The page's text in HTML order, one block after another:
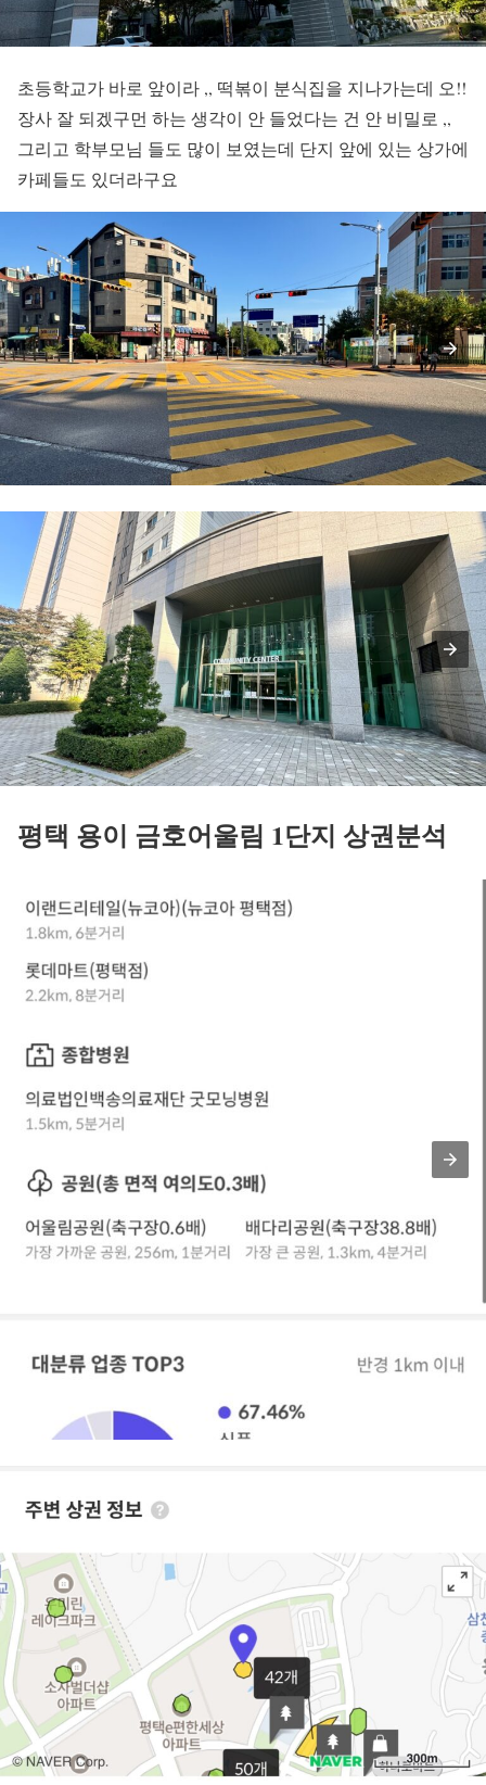
초등학교가 바로 앞이라 ,, 떡볶이 분식집을 지나가는데 오!!
장사 잘 되겠구먼 하는 생각이 안 들었다는 건 안 비밀로 ,,
그리고 학부모님 들도 많이 보였는데 단지 앞에 있는 상가에
카페들도 있더라구요
평택 용이 금호어울림 1단지 상권분석